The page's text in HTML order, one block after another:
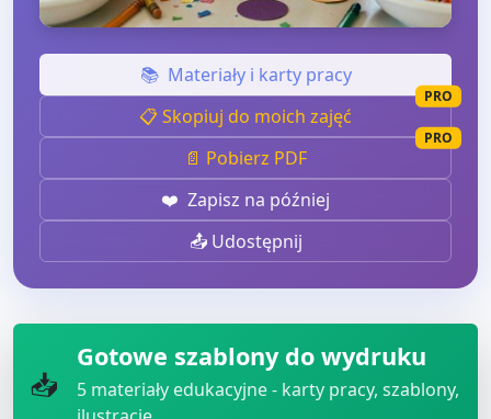
📚 Materiały i karty pracy
📋 Skopiuj do moich zajęć
PRO
📄 Pobierz PDF
PRO
❤️ Zapisz na później
📤 Udostępnij
📥
Gotowe szablony do wydruku
5 materiały edukacyjne - karty pracy, szablony,